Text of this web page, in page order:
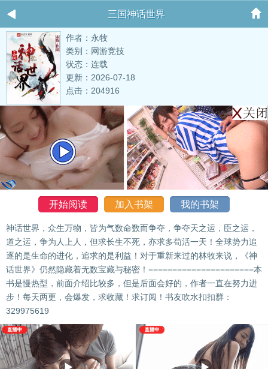
三国神话世界
作者：永牧
类别：网游竞技
状态：连载
更新：2026-07-18
点击：204916
开始阅读 加入书架 我的书架
神话世界，众生万物，皆为气数命数而争夺，争夺天之运，臣之运，
道之运，争为人上人，但求长生不死，亦求多苟活一天！全球势力追
逐的是生命的进化，追求的是利益！对于重新来过的林牧来说，《神
话世界》仍然隐藏着无数宝藏与秘密！======================本
书是慢热型，前面介绍比较多，但是后面会好的，作者一直在努力进
步！每天两更，会爆发，求收藏！求订阅！书友吹水扣扣群：
329975619